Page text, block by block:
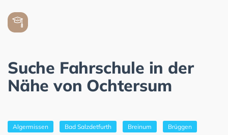
Suche Fahrschule in der
Nähe von Ochtersum
Algermissen Bad Salzdetfurth Breinum Brüggen